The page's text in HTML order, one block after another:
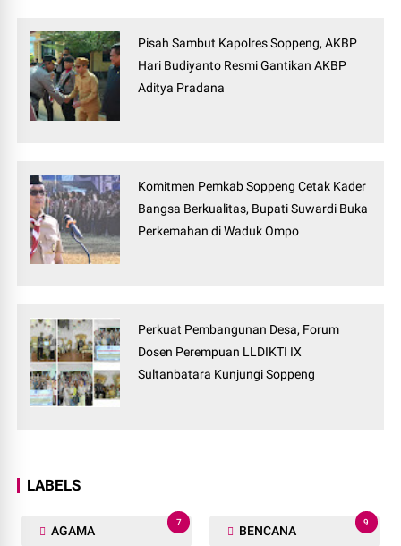
Pisah Sambut Kapolres Soppeng, AKBP
Hari Budiyanto Resmi Gantikan AKBP
Aditya Pradana
Komitmen Pemkab Soppeng Cetak Kader
Bangsa Berkualitas, Bupati Suwardi Buka
Perkemahan di Waduk Ompo
Perkuat Pembangunan Desa, Forum
Dosen Perempuan LLDIKTI IX
Sultanbatara Kunjungi Soppeng
LABELS
AGAMA
7
BENCANA
9